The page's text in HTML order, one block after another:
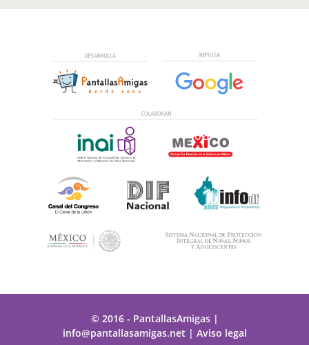
© 2016 - PantallasAmigas|
info@pantallasamigas.net | Aviso legal